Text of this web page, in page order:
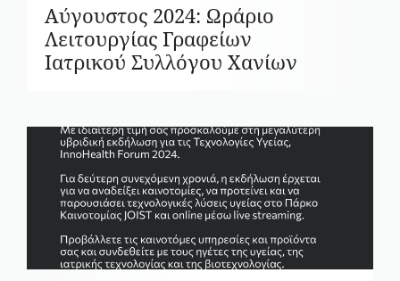
Αύγουστος 2024: Ωράριο
Λειτουργίας Γραφείων
Ιατρικού Συλλόγου Χανίων